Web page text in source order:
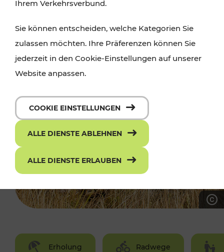
Erholung Radwege
Ihrem Verkehrsverbund.
Sie können entscheiden, welche Kategorien Sie
zulassen möchten. Ihre Präferenzen können Sie
jederzeit in den Cookie-Einstellungen auf unserer
Website anpassen.
COOKIE EINSTELLUNGEN
ALLE DIENSTE ABLEHNEN
ALLE DIENSTE ERLAUBEN